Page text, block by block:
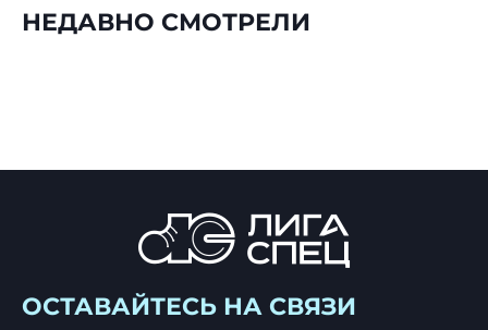
НЕДАВНО СМОТРЕЛИ
ОСТАВАЙТЕСЬ НА СВЯЗИ